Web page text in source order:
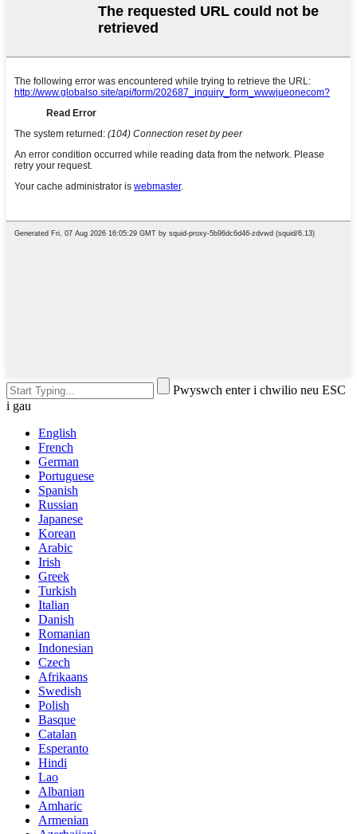
Pwyswch enter i chwilio neu ESC
i gau
English
French
German
Portuguese
Spanish
Russian
Japanese
Korean
Arabic
Irish
Greek
Turkish
Italian
Danish
Romanian
Indonesian
Czech
Afrikaans
Swedish
Polish
Basque
Catalan
Esperanto
Hindi
Lao
Albanian
Amharic
Armenian